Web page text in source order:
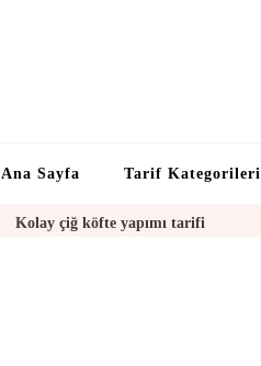
Ana Sayfa Tarif Kategorileri
Kolay çiğ köfte yapımı tarifi